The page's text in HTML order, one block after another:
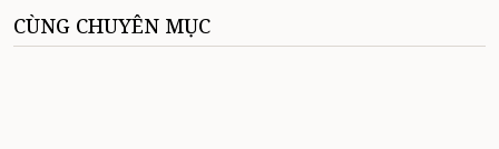
CÙNG CHUYÊN MỤC